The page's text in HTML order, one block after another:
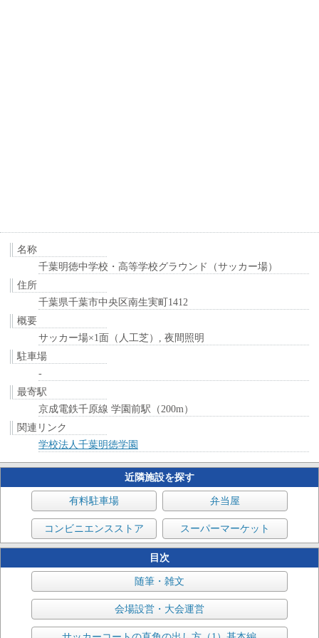
名称
千葉明徳中学校・高等学校グラウンド（サッカー場）
住所
千葉県千葉市中央区南生実町1412
概要
サッカー場×1面（人工芝）, 夜間照明
駐車場
-
最寄駅
京成電鉄千原線 学園前駅（200m）
関連リンク
学校法人千葉明徳学園
近隣施設を探す
有料駐車場 弁当屋
コンビニエンスストア スーパーマーケット
目次
随筆・雑文
会場設営・大会運営